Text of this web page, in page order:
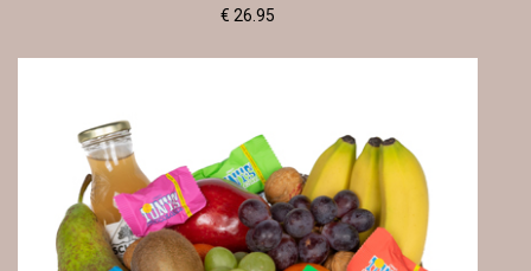
€ 26.95